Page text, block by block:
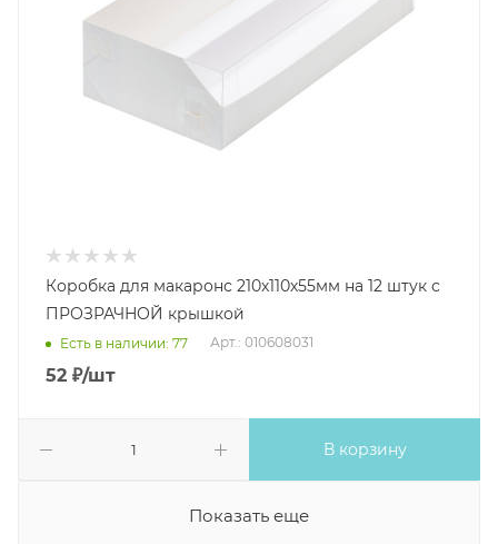
Коробка для макаронс 210х110х55мм на 12 штук с
ПРОЗРАЧНОЙ крышкой
Есть в наличии: 77 Арт.: 010608031
52 ₽/шт
В корзину
Показать еще